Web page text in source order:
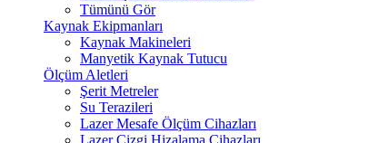
Tümünü Gör
Kaynak Ekipmanları
Kaynak Makineleri
Manyetik Kaynak Tutucu
Ölçüm Aletleri
Şerit Metreler
Su Terazileri
Lazer Mesafe Ölçüm Cihazları
Lazer Çizgi Hizalama Cihazları